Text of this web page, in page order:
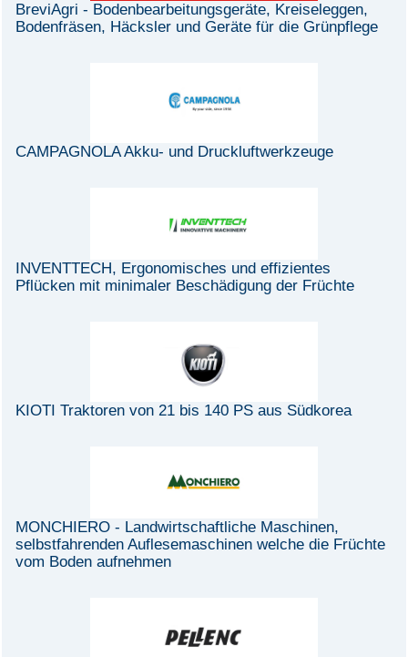
BreviAgri - Bodenbearbeitungsgeräte, Kreiseleggen,
Bodenfräsen, Häcksler und Geräte für die Grünpflege
CAMPAGNOLA Akku- und Druckluftwerkzeuge
INVENTTECH, Ergonomisches und effizientes
Pflücken mit minimaler Beschädigung der Früchte
KIOTI Traktoren von 21 bis 140 PS aus Südkorea
MONCHIERO - Landwirtschaftliche Maschinen,
selbstfahrenden Auflesemaschinen welche die Früchte
vom Boden aufnehmen